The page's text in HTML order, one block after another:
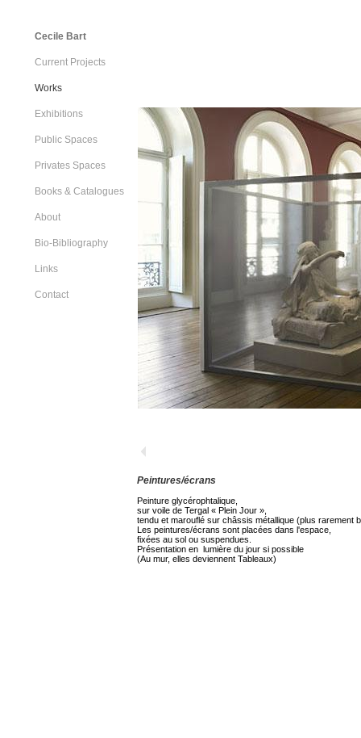
Cecile Bart
Current Projects
Works
Exhibitions
Public Spaces
Privates Spaces
Books & Catalogues
About
Bio-Bibliography
Links
Contact
Peintures/écrans
Peinture glycérophtalique,
sur voile de Tergal « Plein Jour »,
tendu et marouflé sur châssis métallique (plus rarement
Les peintures/écrans sont placées dans l'espace,
fixées au sol ou suspendues.
Présentation en lumière du jour si possible
(Au mur, elles deviennent Tableaux)